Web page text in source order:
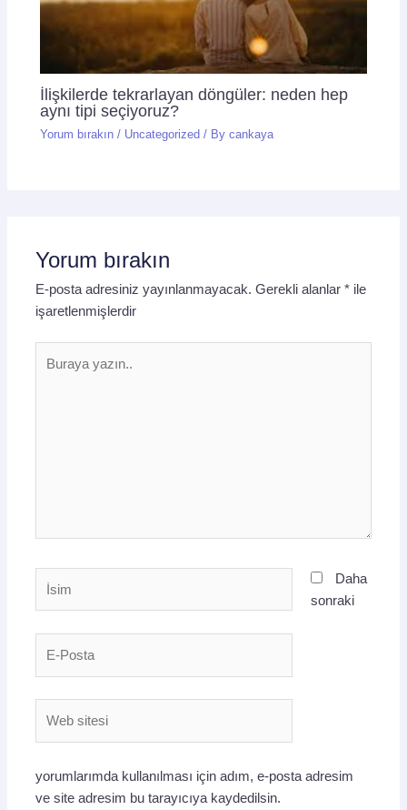
İlişkilerde tekrarlayan döngüler: neden hep
aynı tipi seçiyoruz?
Yorum bırakın / Uncategorized / Bycankaya
Yorum bırakın
E-posta adresiniz yayınlanmayacak. Gerekli alanlar* ile
işaretlenmişlerdir
yazın..
Daha
sonraki
yorumlarımda kullanılması için adım, e-posta adresim
ve site adresim bu tarayıcıya kaydedilsin.